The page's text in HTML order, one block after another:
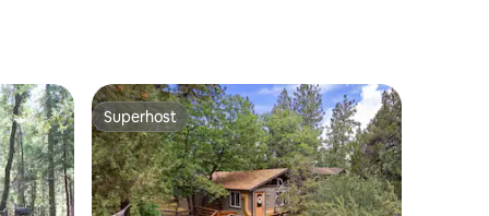
Superhost
Superhost